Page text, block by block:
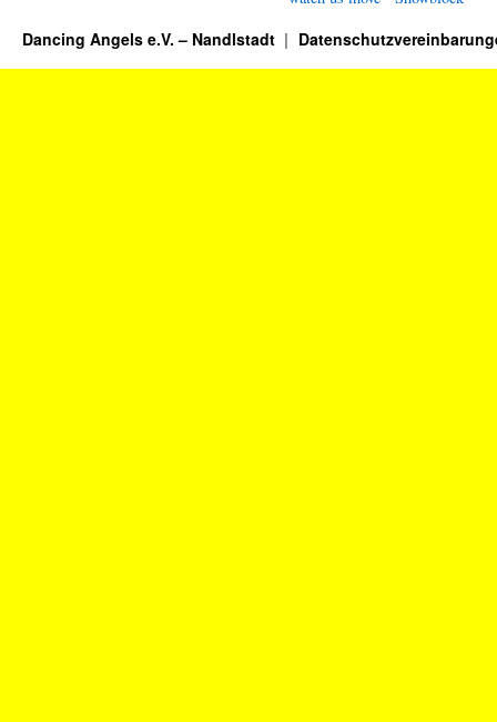
Dancing Angels e.V. – Nandlstadt